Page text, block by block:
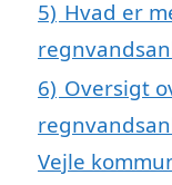
5) Hvad er
6) Oversigt
Vejle